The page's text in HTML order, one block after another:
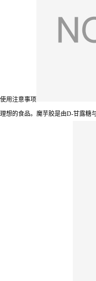
使用注意事项
理想的食品。魔芋胶是由D-甘露糖